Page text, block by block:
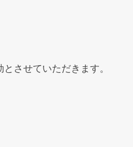
させていただきます。